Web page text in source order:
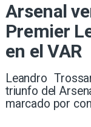
Arsenal
Premier
en el VAR
Leandro
triunfo del
marcado por